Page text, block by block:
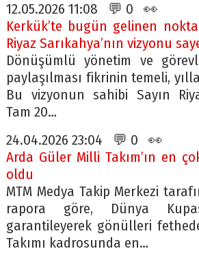
12.05.2026 11:08 💬 0 👀
Kerkük’te bugün gelinen
Riyaz Sarıkahya’nın vizyonu
Dönüşümlü yönetim ve
paylaşılması fikrinin temeli,
Bu vizyonun sahibi Sayın
Tam 20…
24.04.2026 23:04 💬 0 👀
Arda Güler Milli Takım’ın en
oldu
MTM Medya Takip Merkezi
rapora göre, Dünya
garantileyerek gönülleri
Takımı kadrosunda en…